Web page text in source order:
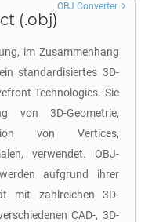
(.obj)
im Zusammenhang
standardisiertes 3D-
Technologies. Sie
von 3D-Geometrie,
von Vertices,
verwendet. OBJ-
aufgrund ihrer
mit zahlreichen 3D-
CAD-, 3D-
OBJ Converter